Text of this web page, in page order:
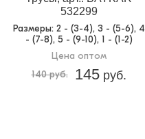
532299
Размеры: 2 - (3-4), 3 - (5-6), 4
- (7-8), 5 - (9-10), 1 - (1-2)
Цена оптом
140 руб.
145руб.